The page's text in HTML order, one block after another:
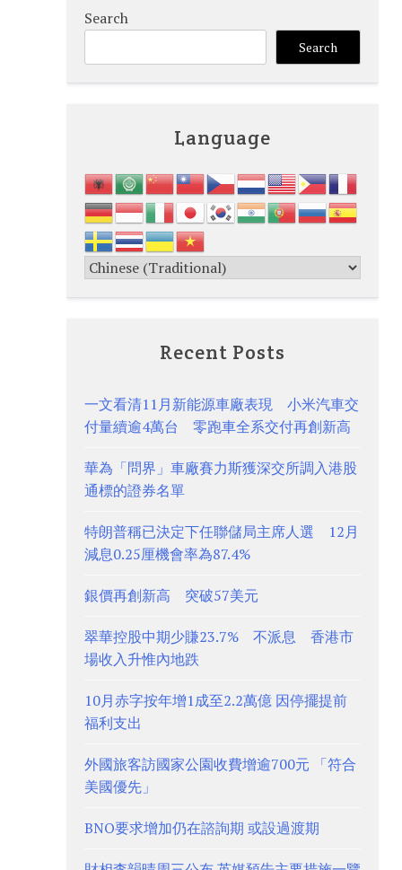
Search
Search
Language
Recent Posts
一文看清11月新能源車廠表現 小米汽車交
付量續逾4萬台 零跑車全系交付再創新高
華為「問界」車廠賽力斯獲深交所調入港股
通標的證券名單
特朗普稱已決定下任聯儲局主席人選 12月
減息0.25厘機會率為87.4%
銀價再創新高 突破57美元
翠華控股中期少賺23.7% 不派息 香港市
場收入升惟內地跌
10月赤字按年增1成至2.2萬億 因停擺提前
福利支出
外國旅客訪國家公園收費增逾700元 「符合
美國優先」
BNO要求增加仍在諮詢期 或設過渡期